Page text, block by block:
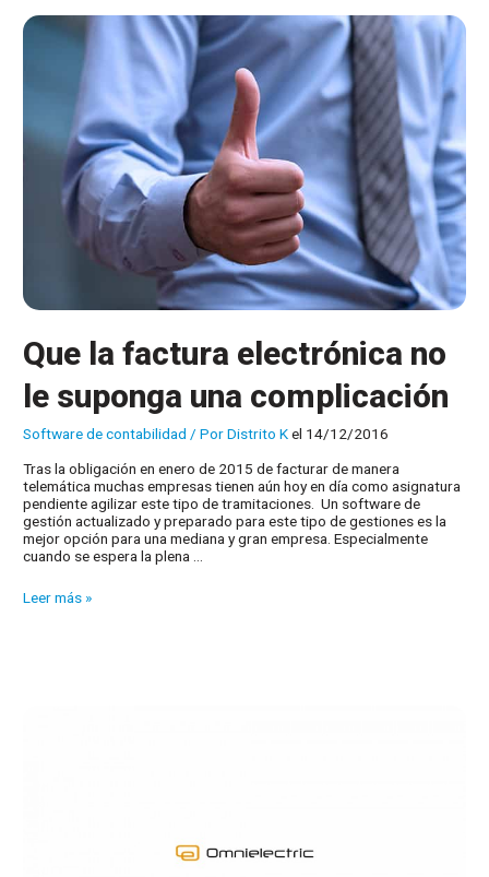
Que la factura electrónica no
le suponga una complicación
Software de contabilidad / PorDistrito Kel 14/12/2016
Tras la obligación en enero de 2015 de facturar de manera
telemática muchas empresas tienen aún hoy en día como asignatura
pendiente agilizar este tipo de tramitaciones. Un software de
gestión actualizado y preparado para este tipo de gestiones es la
mejor opción para una mediana y gran empresa. Especialmente
cuando se espera la plena …
Que
Leer más »